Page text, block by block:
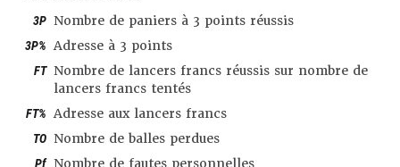
3P Nombre de paniers à 3 points réussis
3P% Adresse à 3 points
FT Nombre de lancers francs réussis sur nombre de
lancers francs tentés
FT% Adresse aux lancers francs
TO Nombre de balles perdues
Pf Nombre de fautes personnelles